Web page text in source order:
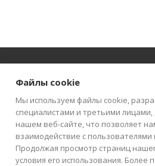
КАК КУПИТЬ
БЛОГ
Файлы cookie
Мы используем файлы cookie,
специалистами и третьими
нашем веб-сайте, что позволяет
взаимодействие с пользователями
Продолжая просмотр страниц
условия его использования. Более